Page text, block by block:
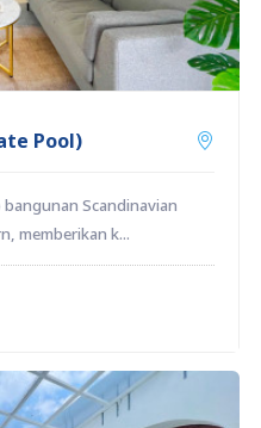
Pool)
Scandinavian
memberikan k...